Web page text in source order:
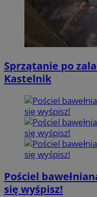
Sprzątanie po
Kastelnik
Pościel
się wyśpisz!